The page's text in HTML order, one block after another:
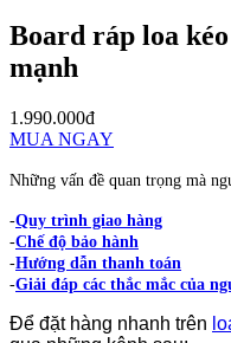
Board ráp loa
mạnh
1.990.000đ
MUA NGAY
Những vấn đề quan trọng mà
-Quy trình giao hàng
-Chế độ bảo hành
-Hướng dẫn thanh toán
-Giải đáp các thắc mắc của
Để đặt hàng nhanh trên